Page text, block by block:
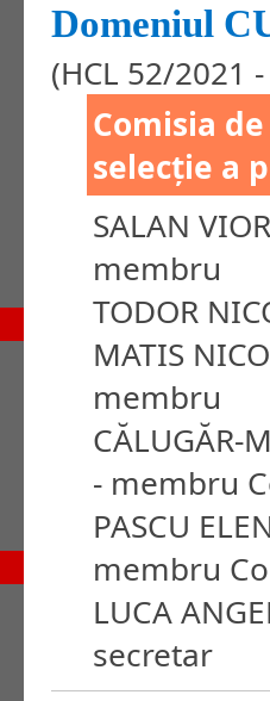
Domeniul
(HCL 52/2021
Comisia
selecție a
SALAN
membru
TODOR
MATIS
membru
CĂLUGĂR-
- membru
PASCU
membru
LUCA
secretar